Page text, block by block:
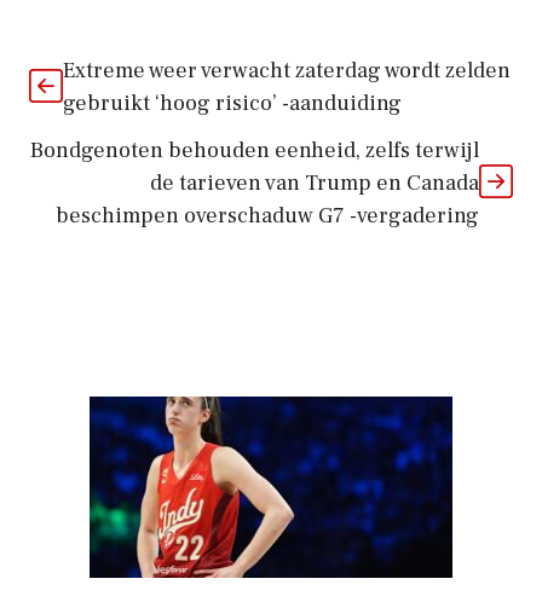
Extreme weer verwacht zaterdag wordt zelden
gebruikt ‘hoog risico’ -aanduiding
Bondgenoten behouden eenheid, zelfs terwijl
de tarieven van Trump en Canada
beschimpen overschaduw G7 -vergadering